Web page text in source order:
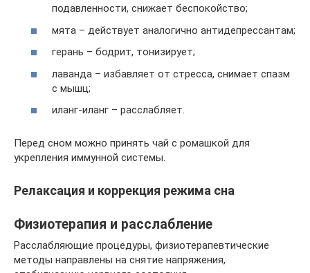
подавленности, снижает беспокойство;
мята – действует аналогично антидепрессантам;
герань – бодрит, тонизирует;
лаванда – избавляет от стресса, снимает спазм
с мышц;
иланг-иланг – расслабляет.
Перед сном можно принять чай с ромашкой для
укрепления иммунной системы.
Релаксация и коррекция режима сна
Физиотерапия и расслабление
Расслабляющие процедуры, физиотерапевтические
методы направлены на снятие напряжения,